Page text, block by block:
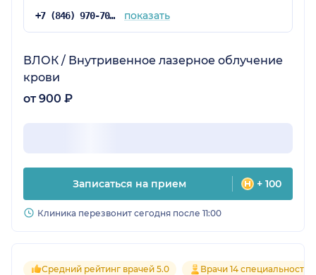
+7 (846) 970-70-83 показать
ВЛОК / Внутривенное лазерное облучение
крови
от 900 ₽
Записаться на прием + 100
Клиника перезвонит сегодня после 11:00
Средний рейтинг врачей 5.0 Врачи 14 специальностей